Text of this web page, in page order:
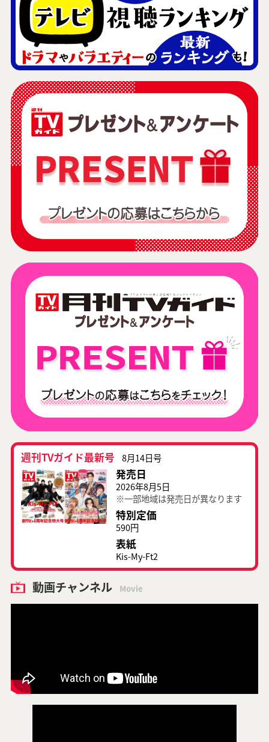
週刊TVガイド最新号 8月14日号
発売日
2026年8月5日
※一部地域は発売日が異なります
特別定価
590円
表紙
Kis-My-Ft2
動画チャンネル Movie